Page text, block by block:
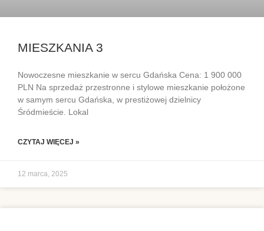
MIESZKANIA 3
Nowoczesne mieszkanie w sercu Gdańska Cena: 1 900 000
PLN Na sprzedaż przestronne i stylowe mieszkanie położone
w samym sercu Gdańska, w prestiżowej dzielnicy
Śródmieście. Lokal
CZYTAJ WIĘCEJ »
12 marca, 2025